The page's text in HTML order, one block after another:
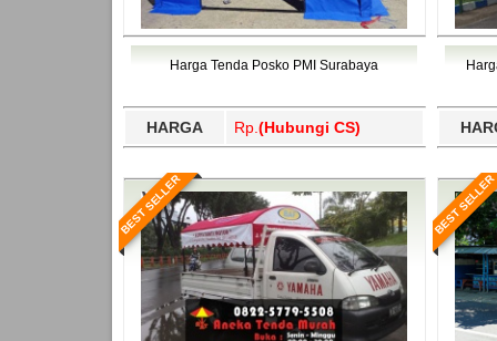
Timor Tengah Selatan, Timor Tengah Utara,
Bawang Barat, Tulangbawang,
Tengah, Tapanuli Utara, Tapin, Tarakan,
Timor Tengah Selatan, Timor Tengah Utara,
Bawang Barat, Tulangbawang,
Harga Tenda Posko PMI Surabaya
HARGA Rp. (Hubungi CS)
BEST SELLER BEST SELLER